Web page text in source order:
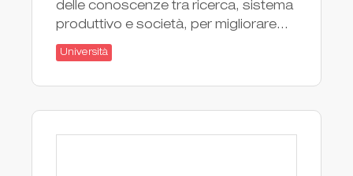
delle conoscenze tra ricerca, sistema
produttivo e società, per migliorare...
Università